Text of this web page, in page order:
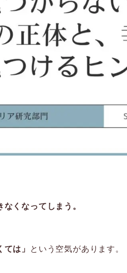
くなってしまう。
ては」 という空気があります。